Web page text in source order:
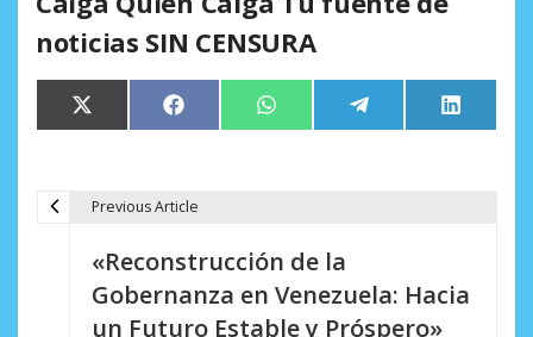
noticias SIN CENSURA
Compartir
en
X
(Twitter)
Compartir
en
Facebook Compartir
en
WhatsApp Compartir
en
Telegram
en
LinkedIn
Previous Article
«Reconstrucción de la
Gobernanza en Venezuela: Hacia
un Futuro Estable y Próspero»